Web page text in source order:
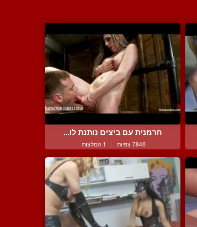
חרמנית עם ביצים נותנת לו...
7846 צפיות | 1 המלצות